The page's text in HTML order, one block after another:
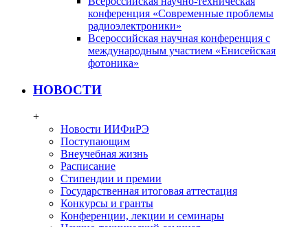
конференция «Современные проблемы
радиоэлектроники»
Всероссийская научная конференция с
международным участием «Енисейская
фотоника»
НОВОСТИ
+
Новости ИИФиРЭ
Поступающим
Внеучебная жизнь
Расписание
Стипендии и премии
Государственная итоговая аттестация
Конкурсы и гранты
Конференции, лекции и семинары